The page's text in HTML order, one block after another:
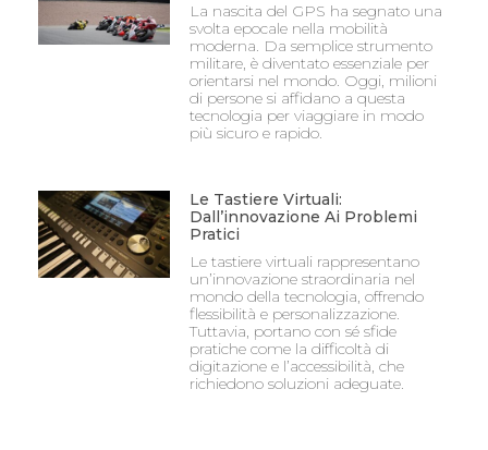
La nascita del GPS ha segnato una
svolta epocale nella mobilità
moderna. Da semplice strumento
militare, è diventato essenziale per
orientarsi nel mondo. Oggi, milioni
di persone si affidano a questa
tecnologia per viaggiare in modo
più sicuro e rapido.
Le Tastiere Virtuali:
Dall’innovazione Ai Problemi
Pratici
Le tastiere virtuali rappresentano
un’innovazione straordinaria nel
mondo della tecnologia, offrendo
flessibilità e personalizzazione.
Tuttavia, portano con sé sfide
pratiche come la difficoltà di
digitazione e l’accessibilità, che
richiedono soluzioni adeguate.